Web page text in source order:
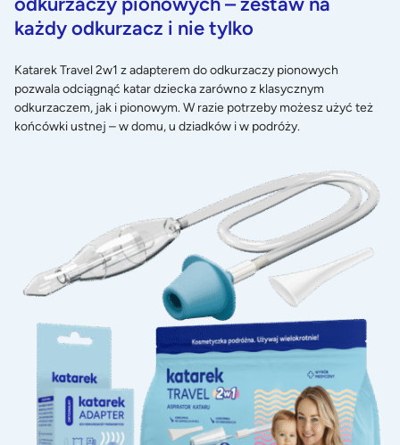
każdy odkurzacz i nie tylko
Katarek Travel 2w1 z adapterem do odkurzaczy pionowych
pozwala odciągnąć katar dziecka zarówno z klasycznym
odkurzaczem, jak i pionowym. W razie potrzeby możesz użyć też
końcówki ustnej – w domu, u dziadków i w podróży.
biuro2@duna.biz.pl
Duna sp. z o.o.